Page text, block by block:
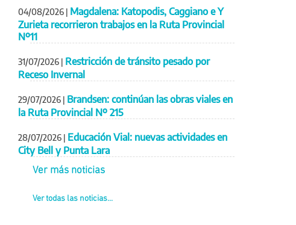
04/08/2026 | Magdalena: Katopodis, Caggiano e Y
Zurieta recorrieron trabajos en la Ruta Provincial
Nº11
31/07/2026 | Restricción de tránsito pesado por
Receso Invernal
29/07/2026 | Brandsen: continúan las obras viales en
la Ruta Provincial Nº 215
28/07/2026 | Educación Vial: nuevas actividades en
City Bell y Punta Lara
Ver más noticias
Ver todas las noticias...